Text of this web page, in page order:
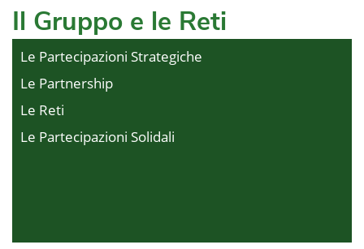
Il Gruppo e le Reti
Le Partecipazioni Strategiche
Le Partnership
Le Reti
Le Partecipazioni Solidali